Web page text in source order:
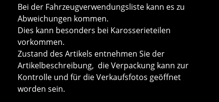
Bei der Fahrzeugverwendungsliste kann es zu
Abweichungen kommen.
Dies kann besonders bei Karosserieteilen
vorkommen.
Zustand des Artikels entnehmen Sie der
Artikelbeschreibung, die Verpackung kann zur
Kontrolle und für die Verkaufsfotos geöffnet
worden sein.